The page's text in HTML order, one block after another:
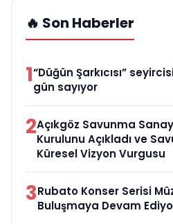
🔥 Son Haberler
1“Düğün Şarkıcısı”
gün sayıyor
2Açıkgöz Savunma
Kurulunu Açıkladı ve
Küresel Vizyon Vurgusu
3Rubato Konser Serisi
Buluşmaya Devam